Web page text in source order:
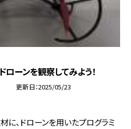
ローンを観察してみよう！
更新日 2025/05/23
に、ドローンを用いたプログラミ